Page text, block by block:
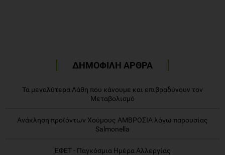
ΔΗΜΟΦΙΛΗ ΑΡΘΡΑ
Τα μεγαλύτερα Λάθη που κάνουμε και επιβραδύνουν τον
Μεταβολισμό
Ανάκληση προϊόντων Χούμους ΑΜΒΡΟΣΙΑ λόγω παρουσίας
Salmonella
ΕΦΕΤ - Παγκόσμια Ημέρα Αλλεργίας